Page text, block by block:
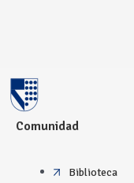
Comunidad
Biblioteca